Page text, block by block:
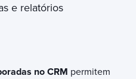
e relatórios
no CRM permitem